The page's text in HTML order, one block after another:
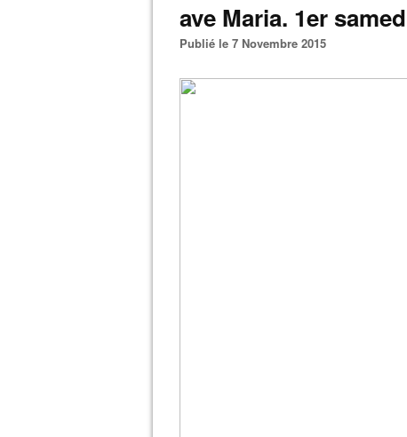
ave Maria. 1er
Publié le 7 Novembre 2015